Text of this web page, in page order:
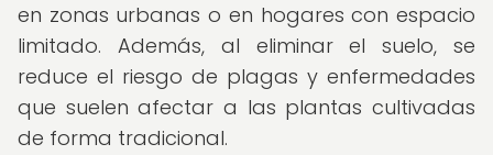
en zonas urbanas o en hogares con espacio
limitado. Además, al eliminar el suelo, se
reduce el riesgo de plagas y enfermedades
que suelen afectar a las plantas cultivadas
de forma tradicional.